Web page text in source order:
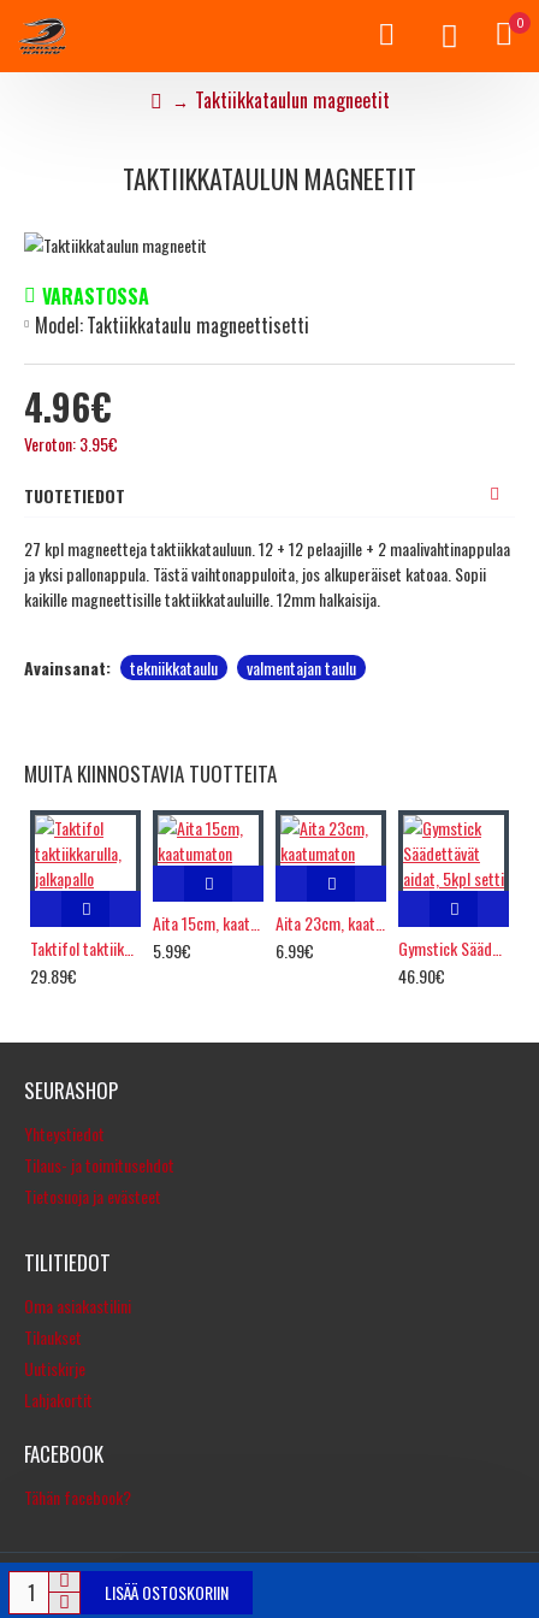
0
Taktiikkataulun magneetit
TAKTIIKKATAULUN MAGNEETIT
4.96€
Veroton: 3.95€
VARASTOSSA
Model:Taktiikkataulu magneettisetti
LISÄÄ OSTOSKORIIN
TUOTETIEDOT
27 kpl magneetteja taktiikkatauluun. 12 + 12 pelaajille + 2 maalivahtinappulaa
ja yksi pallonappula. Tästä vaihtonappuloita, jos alkuperäiset katoaa. Sopii
kaikille magneettisille taktiikkatauluille. 12mm halkaisija.
Avainsanat: tekniikkataulu valmentajan taulu
MUITA KIINNOSTAVIA TUOTTEITA
29.89€
5.99€
6.99€
46.90€
SEURASHOP
Yhteystiedot
Tilaus- ja toimitusehdot
Tietosuoja ja evästeet
TILITIEDOT
Oma asiakastilini
Tilaukset
Uutiskirje
Lahjakortit
FACEBOOK
Tähän facebook?
© Copyright 2016